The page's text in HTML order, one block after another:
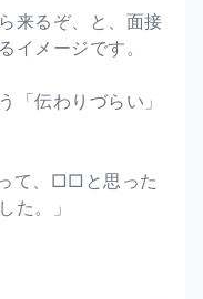
来るぞ、と、面接
イメージです。
「伝わりづらい」
て、□□と思った
た。」